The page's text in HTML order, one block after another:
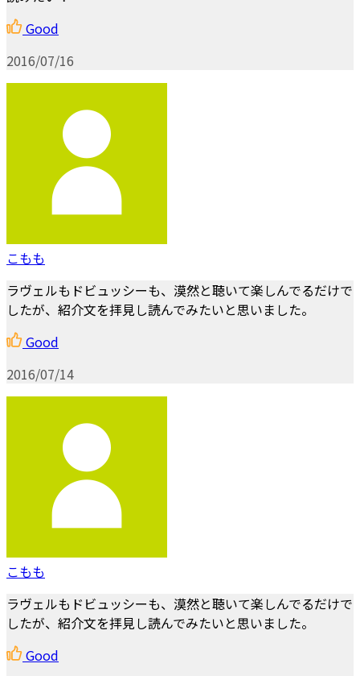
Good
2016/07/16
こもも
ラヴェルもドビュッシーも、漠然と聴いて楽しんでるだけで
したが、紹介文を拝見し読んでみたいと思いました。
Good
2016/07/14
こもも
ラヴェルもドビュッシーも、漠然と聴いて楽しんでるだけで
したが、紹介文を拝見し読んでみたいと思いました。
Good